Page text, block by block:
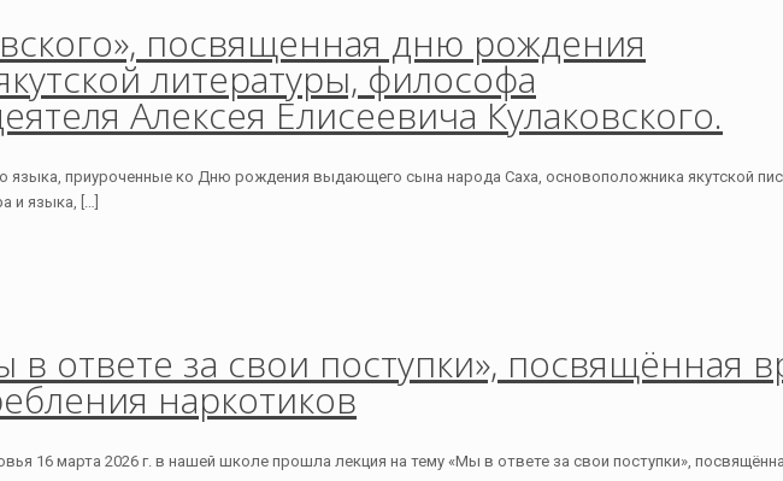
посвященная дню рождения
литературы, философа
Алексея Елисеевича Кулаковского.
приуроченные ко Дню рождения выдающего сына народа Саха, основоположника якутской
и языка, […]
ответе за свои поступки», посвящённая
наркотиков
16 марта 2026 г. в нашей школе прошла лекция на тему «Мы в ответе за свои поступки»,